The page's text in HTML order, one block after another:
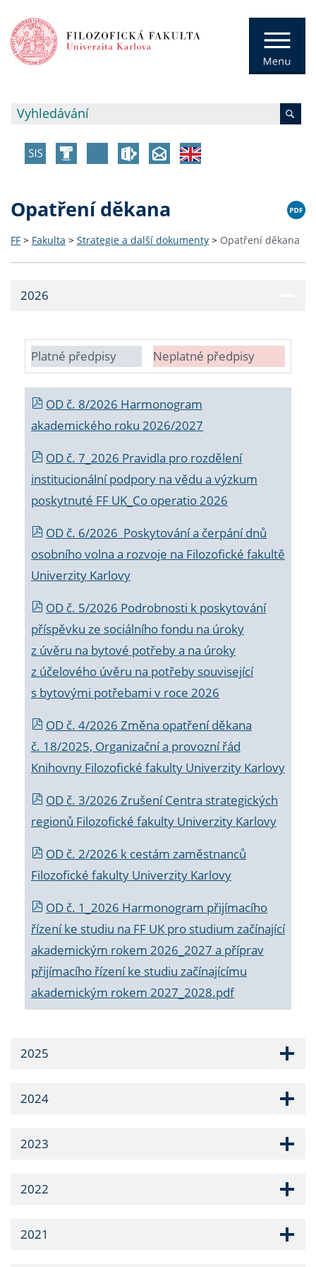
Opatření děkana
FF > Fakulta > Strategie a další dokumenty > Opatření děkana
2026
Platné předpisy Neplatné předpisy
OD č. 8/2026 Harmonogram
akademického roku 2026/2027
OD č. 7_2026 Pravidla pro rozdělení
institucionální podpory na vědu a výzkum
poskytnuté FF UK_Co operatio 2026
OD č. 6/2026 Poskytování a čerpání dnů
osobního volna a rozvoje na Filozofické fakultě
Univerzity Karlovy
OD č. 5/2026 Podrobnosti k poskytování
příspěvku ze sociálního fondu na úroky
z úvěru na bytové potřeby a na úroky
z účelového úvěru na potřeby související
s bytovými potřebami v roce 2026
OD č. 4/2026 Změna opatření děkana
č. 18/2025, Organizační a provozní řád
Knihovny Filozofické fakulty Univerzity Karlovy
OD č. 3/2026 Zrušení Centra strategických
regionů Filozofické fakulty Univerzity Karlovy
OD č. 2/2026 k cestám zaměstnanců
Filozofické fakulty Univerzity Karlovy
OD č. 1_2026 Harmonogram přijímacího
řízení ke studiu na FF UK pro studium začínající
akademickým rokem 2026_2027 a příprav
přijímacího řízení ke studiu začínajícímu
akademickým rokem 2027_2028.pdf
2025
2024
2023
2022
2021